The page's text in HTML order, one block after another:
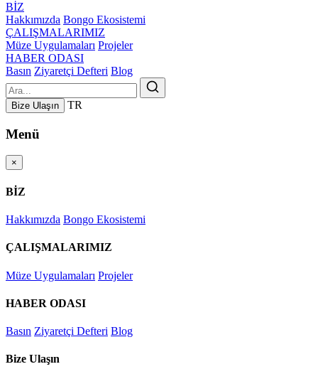
BİZ
Hakkımızda Bongo Ekosistemi
ÇALIŞMALARIMIZ
Müze Uygulamaları Projeler
HABER ODASI
Basın Ziyaretçi Defteri Blog
Bize Ulaşın TR
Menü
×
BİZ
Hakkımızda Bongo Ekosistemi
ÇALIŞMALARIMIZ
Müze Uygulamaları Projeler
HABER ODASI
Basın Ziyaretçi Defteri Blog
Bize Ulaşın